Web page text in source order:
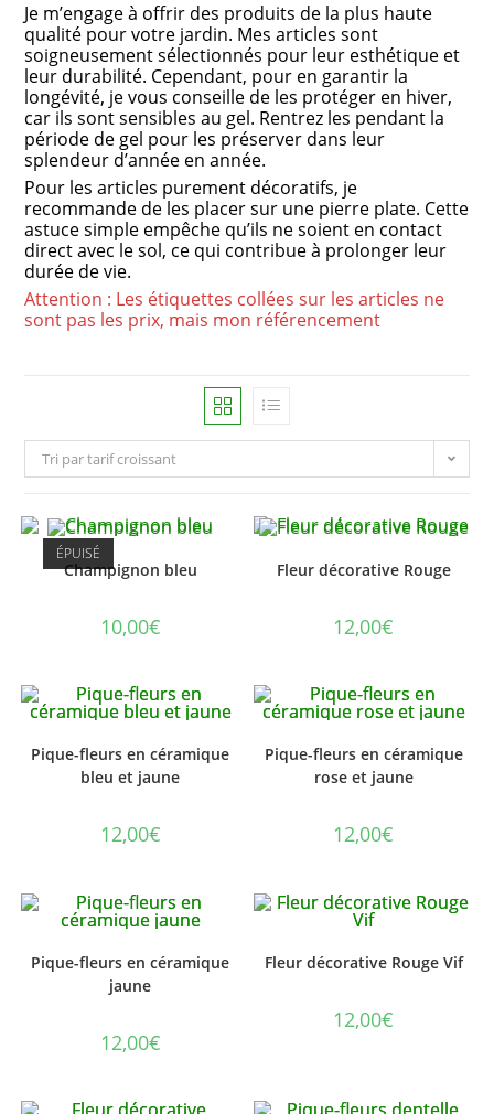
Je m’engage à offrir des produits de la plus haute
qualité pour votre jardin. Mes articles sont
soigneusement sélectionnés pour leur esthétique et
leur durabilité. Cependant, pour en garantir la
longévité, je vous conseille de les protéger en hiver,
car ils sont sensibles au gel. Rentrez les pendant la
période de gel pour les préserver dans leur
splendeur d’année en année.
Pour les articles purement décoratifs, je
recommande de les placer sur une pierre plate. Cette
astuce simple empêche qu’ils ne soient en contact
direct avec le sol, ce qui contribue à prolonger leur
durée de vie.
Attention : Les étiquettes collées sur les articles ne
sont pas les prix, mais mon référencement
Tri par tarif croissant
ÉPUISÉ
Champignon bleu
10,00€
Fleur décorative Rouge
12,00€
Pique-fleurs en céramique
bleu et jaune
12,00€
Pique-fleurs en céramique
rose et jaune
12,00€
Pique-fleurs en céramique
jaune
12,00€
Fleur décorative Rouge Vif
12,00€